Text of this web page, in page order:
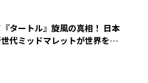
タートル』旋風の真相！ 日本
代ミッドマレットが世界を席